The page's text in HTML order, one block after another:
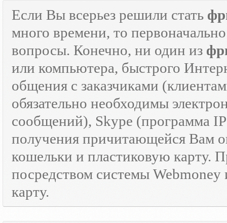
Если Вы всерьез решили стать
много времени, то
вопросы. Конечно, ни один из
или компьютера, быстрого
общения с заказчиками
обязательно необходимы
сообщений), Skype (программа
получения причитающейся Вам
кошельки и пластиковую карту.
посредством системы
карту.